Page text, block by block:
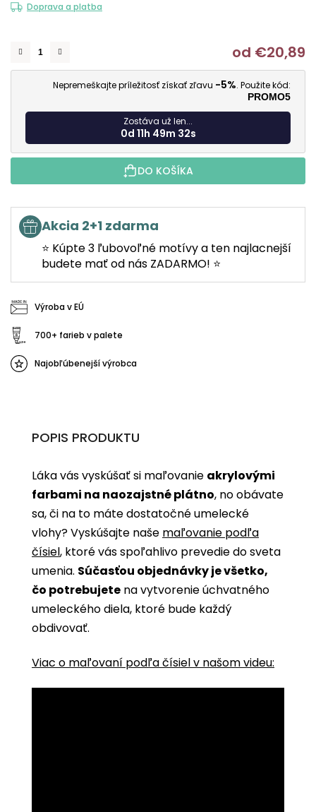
Doprava a platba
od €20,89
Nepremeškajte príležitosť získať zľavu -5%. Použite kód:
PROMO5
Zostáva už len...
0d 11h 49m 31s
DO KOŠÍKA
Akcia 2+1 zdarma
⭐ Kúpte 3 ľubovoľné motívy a ten najlacnejší
budete mať od nás ZADARMO! ⭐
Výroba v EÚ
700+ farieb v palete
Najobľúbenejší výrobca
POPIS PRODUKTU
Láka vás vyskúšať si maľovanie akrylovými
farbami na naozajstné plátno, no obávate
sa, či na to máte dostatočné umelecké
vlohy? Vyskúšajte naše maľovanie podľa
čísiel, ktoré vás spoľahlivo prevedie do sveta
umenia. Súčasťou objednávky je všetko,
čo potrebujete na vytvorenie úchvatného
umeleckého diela, ktoré bude každý
obdivovať.
Viac o maľovaní podľa čísiel v našom videu: